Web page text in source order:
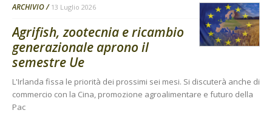
ARCHIVIO 13 Luglio 2026
Agrifish, zootecnia e ricambio
generazionale aprono il
semestre Ue
L'Irlanda fissa le priorità dei prossimi sei mesi. Si discuterà anche di
commercio con la Cina, promozione agroalimentare e futuro della
Pac